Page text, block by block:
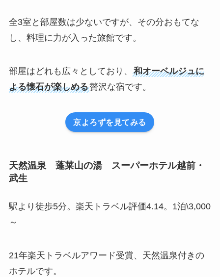
全3室と部屋数は少ないですが、その分おもてな
し、料理に力が入った旅館です。
部屋はどれも広々としており、 和オーベルジュに
よる懐石が楽しめる贅沢な宿です。
京よろずを見てみる
天然温泉 蓬莱山の湯 スーパーホテル越前・
武生
駅より徒歩5分。楽天トラベル評価4.14。1泊\3,000
～
21年楽天トラベルアワード受賞、天然温泉付きの
ホテルです。